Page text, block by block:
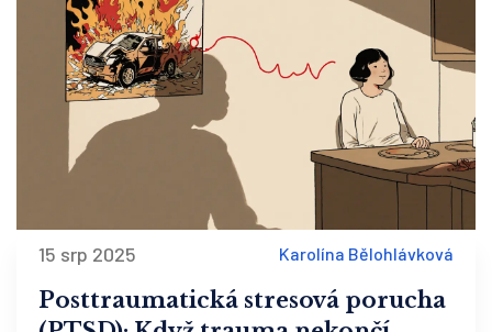
15 srp 2025 Karolína Bělohlávková
Posttraumatická stresová porucha